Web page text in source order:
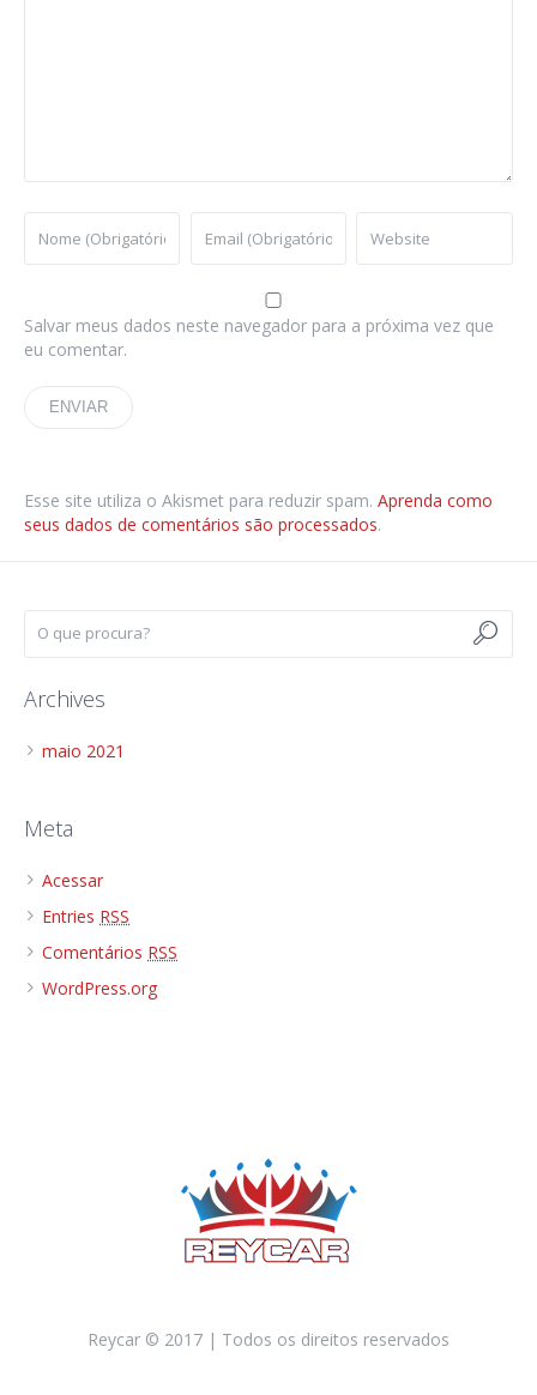
Salvar meus dados neste navegador para a próxima vez que
eu comentar.
Esse site utiliza o Akismet para reduzir spam. Aprenda como
seus dados de comentários são processados.
Archives
maio 2021
Meta
Acessar
Entries RSS
Comentários RSS
WordPress.org
Reycar © 2017 | Todos os direitos reservados